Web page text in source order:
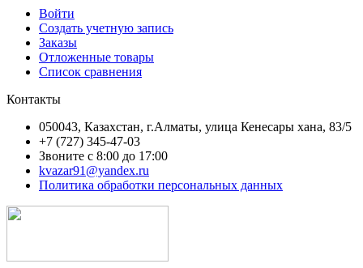
Войти
Создать учетную запись
Заказы
Отложенные товары
Список сравнения
Контакты
050043, Казахстан, г.Алматы, улица Кенесары хана, 83/5
+7 (727) 345-47-03
Звоните с 8:00 до 17:00
kvazar91@yandex.ru
Политика обработки персональных данных